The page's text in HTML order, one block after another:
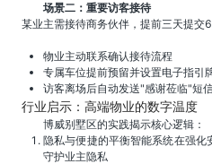
场景二：重要访客接待
某业主需接待商务伙伴，提前三天提交6
物业主动联系确认接待流程
专属车位提前预留并设置电子指引
访客离场后自动发送"感谢莅临"短
行业启示：高端物业的数字温度
博威别墅区的实践揭示核心逻辑：
隐私与便捷的平衡智能系统在强化
守护业主隐私